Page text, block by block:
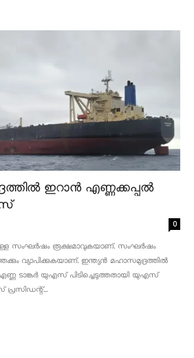
ഇറാൻ എണ്ണക്കപ്പൽ
0
സംഘർഷം രൂക്ഷമാവുകയാണ്. സംഘർഷം
വ്യാപിക്കുകയാണ്. ഇന്ത്യൻ മഹാസമുദ്രത്തിൽ
ടാങ്കർ യുഎസ് പിടിച്ചെടുത്തതായി യുഎസ്